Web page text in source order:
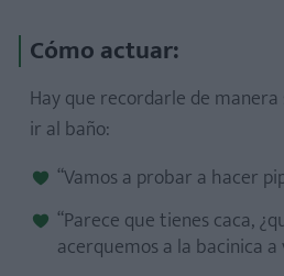
Cómo actuar:
Hay que recordarle de
ir al baño:
“Vamos a probar a hacer
“Parece que tienes caca,
acerquemos a la bacinica a